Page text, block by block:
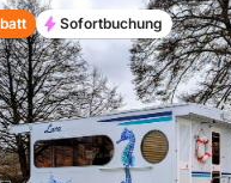
Sofortbuchung